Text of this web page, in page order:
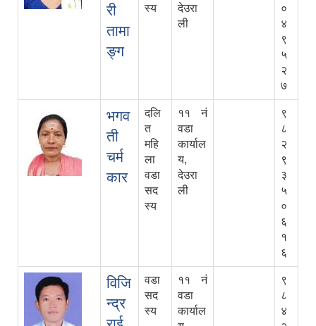
री
तामा
ङ्ग
स्य
देउरा
ली
०
४
९
५
२
७
भगव
ती
चर्म
कार
दलि
त
महि
ला
वडा
सद
स्य
११ नं
वडा
कार्याल
य,
देउरा
ली
९
८
२
९
३
५
०
६
१
६
विजि
न्द्र
वडा
सद
स्य
११ नं
वडा
कार्याल
९
८
४